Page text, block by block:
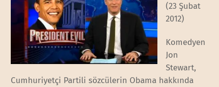
(23 Şubat
2012)
Komedyen
Jon
Stewart,
Cumhuriyetçi Partili sözcülerin Obama hakkında